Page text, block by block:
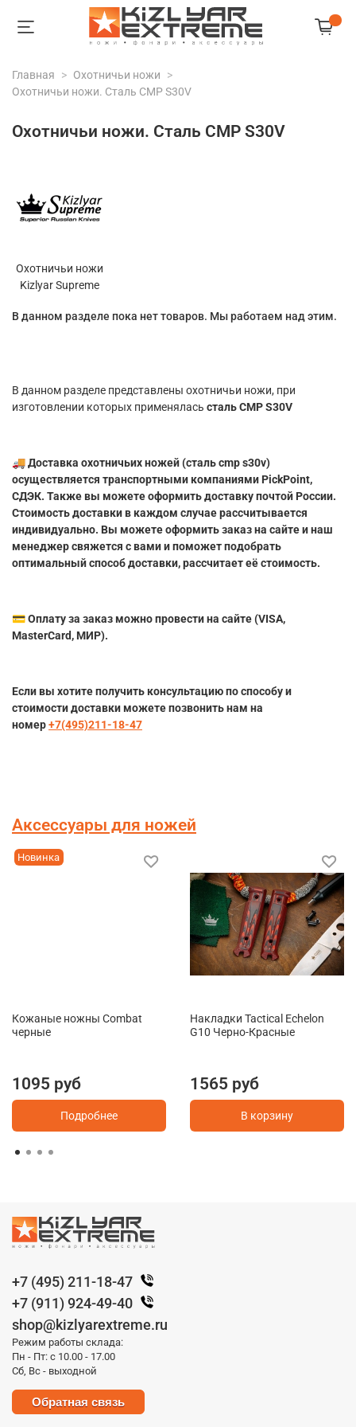
Главная
Охотничьи ножи
Охотничьи ножи. Сталь CMP S30V
Охотничьи ножи. Сталь CMP S30V
Охотничьи ножи
Kizlyar Supreme
В данном разделе пока нет товаров. Мы работаем над этим.
В данном разделе представлены охотничьи ножи, при
изготовлении которых применялась сталь CMP S30V
🚚 Доставка охотничьих ножей (сталь cmp s30v)
осуществляется транспортными компаниями PickPoint,
СДЭК. Также вы можете оформить доставку почтой России.
Стоимость доставки в каждом случае рассчитывается
индивидуально. Вы можете оформить заказ на сайте и наш
менеджер свяжется с вами и поможет подобрать
оптимальный способ доставки, рассчитает её стоимость.
💳 Оплату за заказ можно провести на сайте (VISA,
MasterCard, МИР).
Если вы хотите получить консультацию по способу и
стоимости доставки можете позвонить нам на
номер+7(495)211-18-47
Аксессуары для ножей
Новинка
Кожаные ножны Combat
черные
1095 руб
Подробнее
Накладки Tactical Echelon
G10 Черно-Красные
1565 руб
В корзину
+7 (495) 211-18-47
+7 (911) 924-49-40
shop@kizlyarextreme.ru
Режим работы склада:
Пн - Пт: с 10.00 - 17.00
Сб, Вс - выходной
Обратная связь